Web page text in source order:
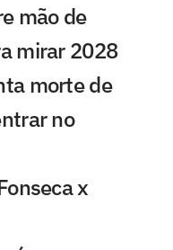
mão de
mirar 2028
morte de
no
x